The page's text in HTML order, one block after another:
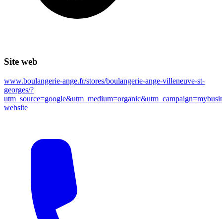
Site web
www.boulangerie-ange.fr/stores/boulangerie-ange-villeneuve-st-
georges/?
website